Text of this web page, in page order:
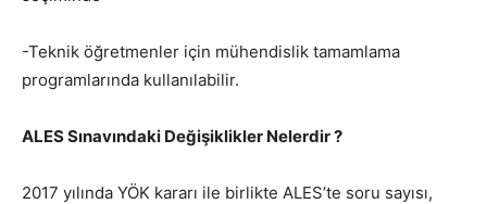
-Teknik öğretmenler için mühendislik tamamlama
programlarında kullanılabilir.
ALES Sınavındaki Değişiklikler Nelerdir ?
2017 yılında YÖK kararı ile birlikte ALES’te soru sayısı,